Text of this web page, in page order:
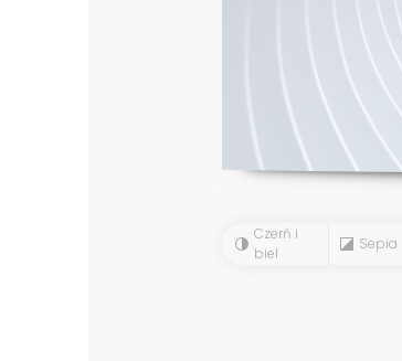
Czerń i
biel
Sepia